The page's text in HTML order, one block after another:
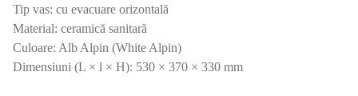
Tip vas: cu evacuare orizontală
Material: ceramică sanitară
Culoare: Alb Alpin (White Alpin)
Dimensiuni (L × l × H): 530 × 370 × 330 mm